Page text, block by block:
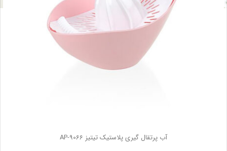
آب پرتقال گیری پلاستیک تیتیز AP-9066